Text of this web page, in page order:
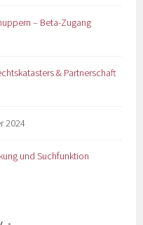
– Beta-Zugang
& Partnerschaft
2024
und Suchfunktion